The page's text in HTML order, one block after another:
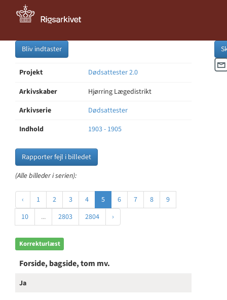
Bliv indtaster
Projekt
Dødsattester 2.0
Arkivskaber
Hjørring Lægedistrikt
Arkivserie
Dødsattester
Indhold
1903 - 1905
Rapporter fejl i billedet
(Alle billeder i serien):
‹ 1 2 3 4 5 6 7 8
9
10
... 2803 2804 ›
Korrekturlæst
Forside, bagside, tom mv.
Ja